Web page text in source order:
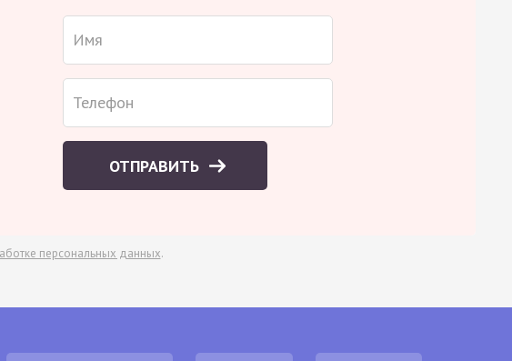
ОТПРАВИТЬ
персональных данных.